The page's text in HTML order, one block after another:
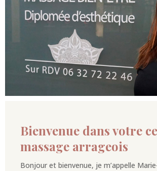
Bienvenue dans votre
massage arrageois
Bonjour et bienvenue, je m’appelle